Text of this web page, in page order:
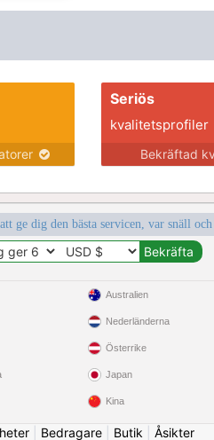
Seriös
kvalitetsprofiler
Bekräftad
ge dig den bästa servicen, var snäll och
Australien
Nederländerna
Österrike
Japan
Kina
| Bedragare| Butik Åsikter